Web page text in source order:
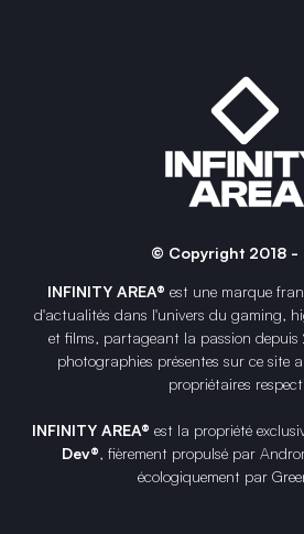
© Copyright 2018 -
INFINITY AREA® est une marque
d'actualités dans l'univers du gaming,
et films, partageant la passion depuis
photographies présentes sur ce site
propriétaires
INFINITY AREA® est la propriété
Dev®, fièrement propulsé par
écologiquement par